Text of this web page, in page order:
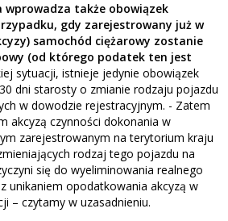
wprowadza także obowiązek
gdy zarejestrowany już w
samochód ciężarowy zostanie
(od którego podatek ten jest
sytuacji, istnieje jedynie obowiązek
dni starosty o zmianie rodzaju pojazdu
w dowodzie rejestracyjnym. - Zatem
akcyzą czynności dokonania w
zarejestrowanym na terytorium kraju
rodzaj tego pojazdu na
się do wyeliminowania realnego
unikaniem opodatkowania akcyzą w
– czytamy w uzasadnieniu.